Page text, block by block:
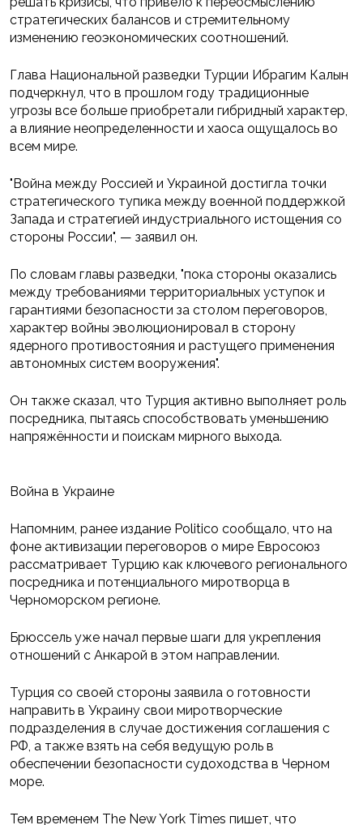
стратегических балансов и стремительному
изменению геоэкономических соотношений.
Глава Национальной разведки Турции Ибрагим Калын
подчеркнул, что в прошлом году традиционные
угрозы все больше приобретали гибридный характер,
а влияние неопределенности и хаоса ощущалось во
всем мире.
"Война между Россией и Украиной достигла точки
стратегического тупика между военной поддержкой
Запада и стратегией индустриального истощения со
стороны России", — заявил он.
По словам главы разведки, "пока стороны оказались
между требованиями территориальных уступок и
гарантиями безопасности за столом переговоров,
характер войны эволюционировал в сторону
ядерного противостояния и растущего применения
автономных систем вооружения".
Он также сказал, что Турция активно выполняет роль
посредника, пытаясь способствовать уменьшению
напряжённости и поискам мирного выхода.
Война в Украине
Напомним, ранее издание Politico сообщало, что на
фоне активизации переговоров о мире Евросоюз
рассматривает Турцию как ключевого регионального
посредника и потенциального миротворца в
Черноморском регионе.
Брюссель уже начал первые шаги для укрепления
отношений с Анкарой в этом направлении.
Турция со своей стороны заявила о готовности
направить в Украину свои миротворческие
подразделения в случае достижения соглашения с
РФ, а также взять на себя ведущую роль в
обеспечении безопасности судоходства в Черном
море.
Тем временем The New York Times пишет, что